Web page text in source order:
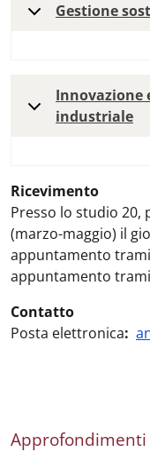
Gestione
Innovazione
industriale
Ricevimento
Presso lo studio 20,
(marzo-maggio) il
appuntamento
appuntamento
Contatto
Posta elettronica:
Approfondimenti